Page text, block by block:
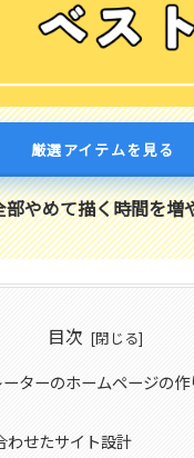
厳選アイテムを見る
部やめて描く時間を増
目次
ターのホームページの
わせたサイト設計